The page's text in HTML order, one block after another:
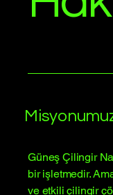
Güneş Çilingir
bir işletmedir.
ve etkili çilingir